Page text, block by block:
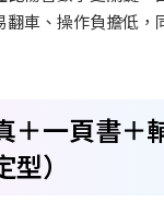
翻車、操作負擔低，
＋一頁書＋
型）